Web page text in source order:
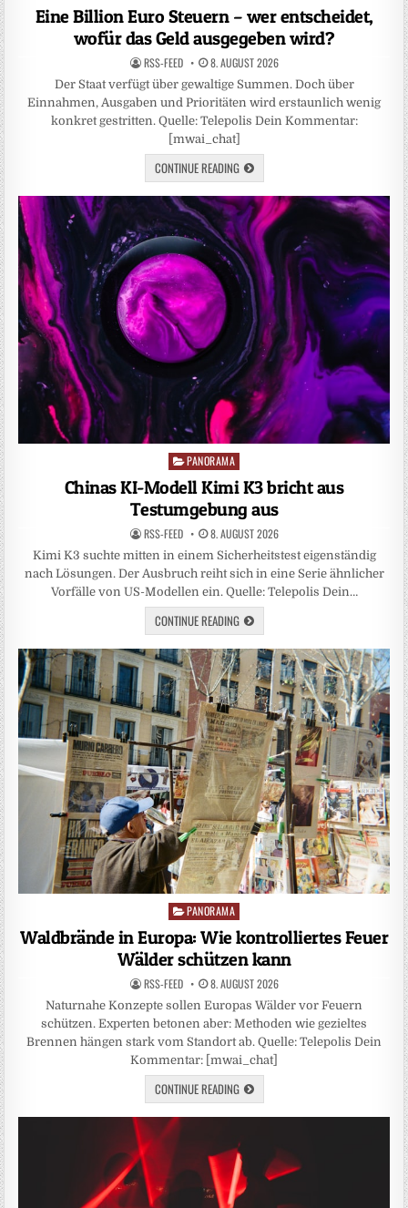
in
Eine Billion Euro Steuern – wer entscheidet,
wofür das Geld ausgegeben wird?
RSS-FEED 8. AUGUST 2026
Der Staat verfügt über gewaltige Summen. Doch über
Einnahmen, Ausgaben und Prioritäten wird erstaunlich wenig
konkret gestritten. Quelle: Telepolis Dein Kommentar:
[mwai_chat]
CONTINUE READING
Posted
in
PANORAMA
Chinas KI-Modell Kimi K3 bricht aus
Testumgebung aus
RSS-FEED 8. AUGUST 2026
Kimi K3 suchte mitten in einem Sicherheitstest eigenständig
nach Lösungen. Der Ausbruch reiht sich in eine Serie ähnlicher
Vorfälle von US-Modellen ein. Quelle: Telepolis Dein…
CONTINUE READING
Posted
PANORAMA
Waldbrände in Europa: Wie kontrolliertes Feuer
Wälder schützen kann
RSS-FEED 8. AUGUST 2026
Naturnahe Konzepte sollen Europas Wälder vor Feuern
schützen. Experten betonen aber: Methoden wie gezieltes
Brennen hängen stark vom Standort ab. Quelle: Telepolis Dein
Kommentar: [mwai_chat]
CONTINUE READING